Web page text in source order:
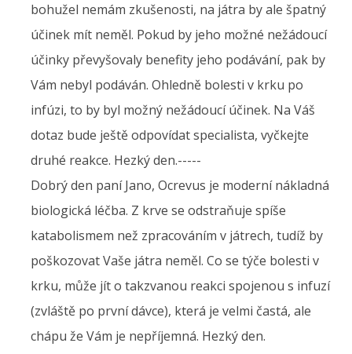
bohužel nemám zkušenosti, na játra by ale špatný
účinek mít neměl. Pokud by jeho možné nežádoucí
účinky převyšovaly benefity jeho podávání, pak by
Vám nebyl podáván. Ohledně bolesti v krku po
infúzi, to by byl možný nežádoucí účinek. Na Váš
dotaz bude ještě odpovídat specialista, vyčkejte
druhé reakce. Hezký den.-----
Dobrý den paní Jano, Ocrevus je moderní nákladná
biologická léčba. Z krve se odstraňuje spíše
katabolismem než zpracováním v játrech, tudíž by
poškozovat Vaše játra neměl. Co se týče bolesti v
krku, může jít o takzvanou reakci spojenou s infuzí
(zvláště po první dávce), která je velmi častá, ale
chápu že Vám je nepříjemná. Hezký den.